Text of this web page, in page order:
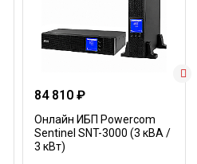
84 810 ₽
Онлайн ИБП Powercom
Sentinel SNT-3000 (3 кВА /
3 кВт)